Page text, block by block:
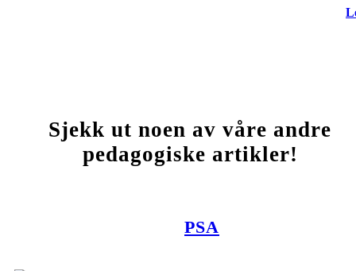
Sjekk ut noen av våre andre
pedagogiske artikler!
PSA